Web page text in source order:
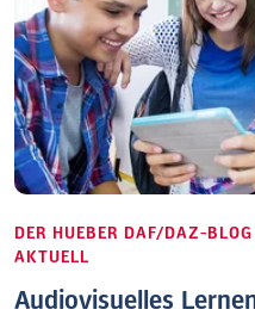
DER HUEBER DAF/DAZ-
AKTUELL
Audiovisuelles